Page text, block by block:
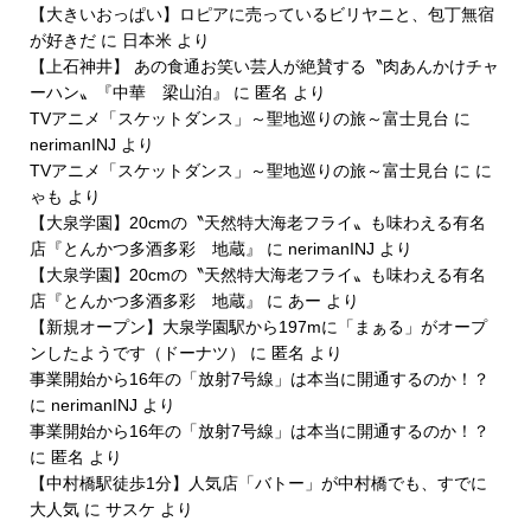
【大きいおっぱい】ロピアに売っているビリヤニと、包丁無宿
が好きだに 日本米より
【上石神井】 あの食通お笑い芸人が絶賛する〝肉あんかけチャ
ーハン〟『中華 梁山泊』
に 匿名 より
TVアニメ「スケットダンス」～聖地巡りの旅～富士見台 に
nerimanINJ より
TVアニメ「スケットダンス」～聖地巡りの旅～富士見台 に に
ゃも より
【大泉学園】20cmの〝天然特大海老フライ〟も味わえる有名
店『とんかつ多酒多彩 地蔵』
に nerimanINJ より
【大泉学園】20cmの〝天然特大海老フライ〟も味わえる有名
店『とんかつ多酒多彩 地蔵』
に あー より
【新規オープン】大泉学園駅から197mに「まぁる」がオープ
ンしたようです（ドーナツ）
に 匿名 より
事業開始から16年の「放射7号線」は本当に開通するのか！？
に nerimanINJ より
事業開始から16年の「放射7号線」は本当に開通するのか！？
に 匿名 より
【中村橋駅徒歩1分】人気店「バトー」が中村橋でも、すでに
大人気に サスケ より